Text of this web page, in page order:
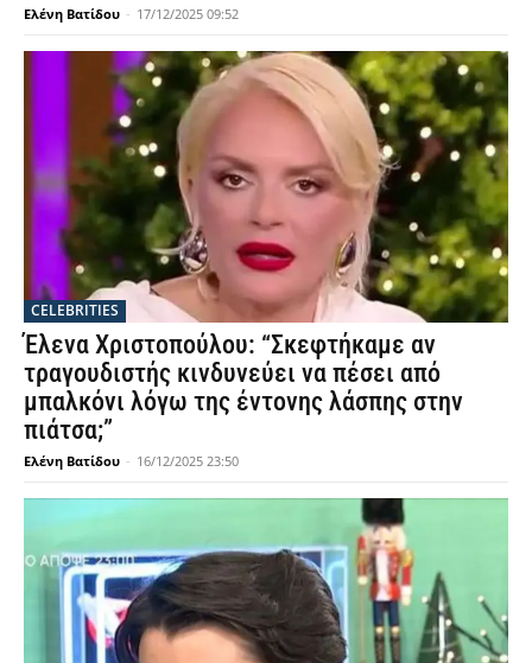
Ελένη Βατίδου - 17/12/2025 09:52
CELEBRITIES
Έλενα Χριστοπούλου: “Σκεφτήκαμε αν
τραγουδιστής κινδυνεύει να πέσει από
μπαλκόνι λόγω της έντονης λάσπης στην
πιάτσα;”
Ελένη Βατίδου - 16/12/2025 23:50